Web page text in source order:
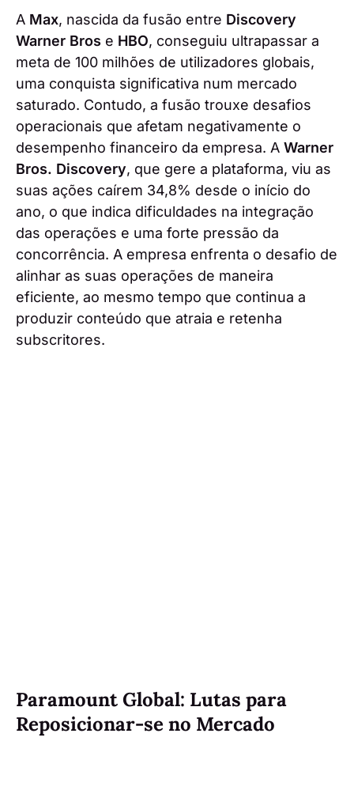
A Max, nascida da fusão entre Discovery
Warner Bros e HBO, conseguiu ultrapassar a
meta de 100 milhões de utilizadores globais,
uma conquista significativa num mercado
saturado. Contudo, a fusão trouxe desafios
operacionais que afetam negativamente o
desempenho financeiro da empresa. A Warner
Bros. Discovery, que gere a plataforma, viu as
suas ações caírem 34,8% desde o início do
ano, o que indica dificuldades na integração
das operações e uma forte pressão da
concorrência. A empresa enfrenta o desafio de
alinhar as suas operações de maneira
eficiente, ao mesmo tempo que continua a
produzir conteúdo que atraia e retenha
subscritores.
Paramount Global: Lutas para
Reposicionar-se no Mercado